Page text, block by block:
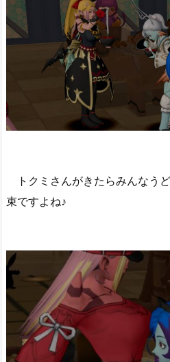
トクミさんがきたらみんなう
束ですよね♪